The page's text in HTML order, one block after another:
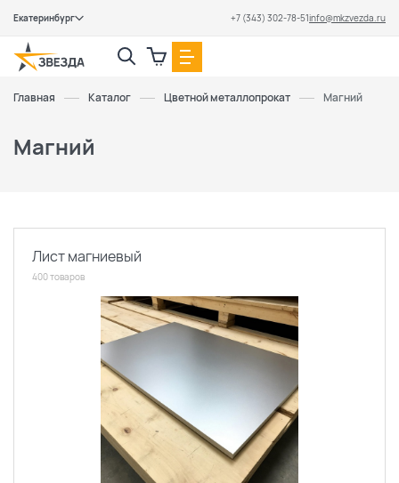
Екатеринбург +7 (343) 302-78-51info@mkzvezda.ru
Главная Каталог Цветной металлопрокат Магний
Магний
Лист магниевый
400 товаров